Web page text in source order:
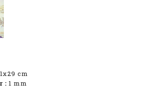
cm
: 1 mm